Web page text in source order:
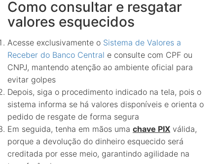
Como consultar e resgatar
valores esquecidos
Acesse exclusivamente o Sistema de Valores a
Receber do Banco Central e consulte com CPF ou
CNPJ, mantendo atenção ao ambiente oficial para
evitar golpes
Depois, siga o procedimento indicado na tela, pois o
sistema informa se há valores disponíveis e orienta o
pedido de resgate de forma segura
Em seguida, tenha em mãos uma chave PIX válida,
porque a devolução do dinheiro esquecido será
creditada por esse meio, garantindo agilidade na